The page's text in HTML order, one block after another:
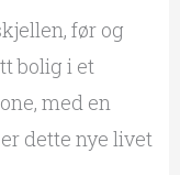
før og
bolig i et
med en
dette nye livet